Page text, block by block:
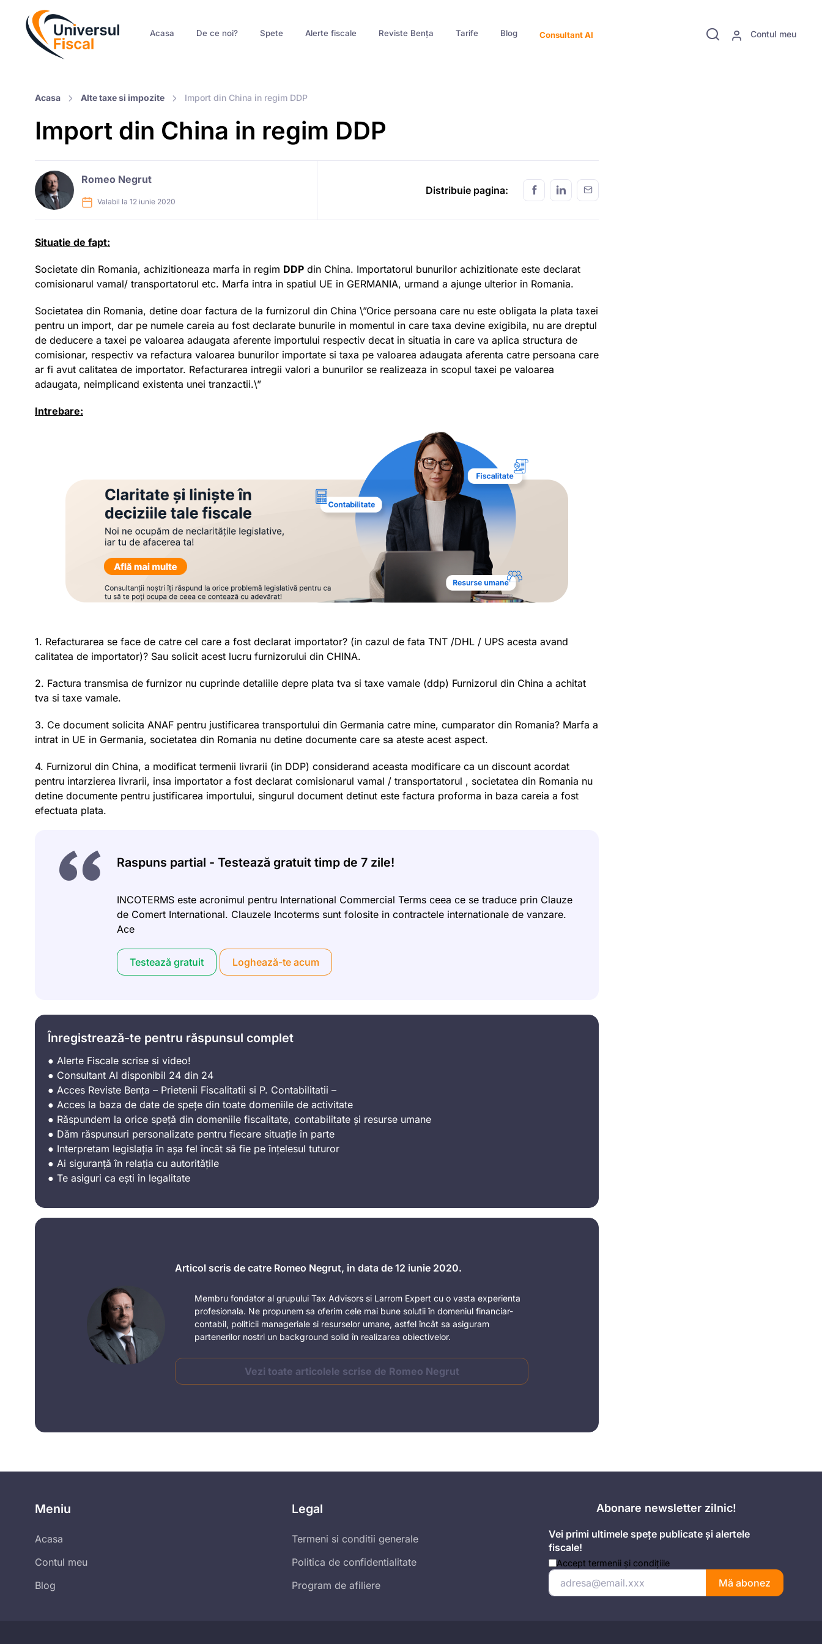
Contul meu
Acasa De ce noi? Spete Alerte fiscale Reviste Bența Tarife Blog Consultant AI
Acasa Alte taxe si impozite Import din China in regim DDP
Import din China in regim DDP
Romeo Negrut
Valabil la 12 iunie 2020
Distribuie pagina:
Situatie de fapt:
Societate din Romania, achizitioneaza marfa in regim DDP din China. Importatorul bunurilor achizitionate este declarat
comisionarul vamal/ transportatorul etc. Marfa intra in spatiul UE in GERMANIA, urmand a ajunge ulterior in Romania.
Societatea din Romania, detine doar factura de la furnizorul din China \”Orice persoana care nu este obligata la plata taxei
pentru un import, dar pe numele careia au fost declarate bunurile in momentul in care taxa devine exigibila, nu are dreptul
de deducere a taxei pe valoarea adaugata aferente importului respectiv decat in situatia in care va aplica structura de
comisionar, respectiv va refactura valoarea bunurilor importate si taxa pe valoarea adaugata aferenta catre persoana care
ar fi avut calitatea de importator. Refacturarea intregii valori a bunurilor se realizeaza in scopul taxei pe valoarea
adaugata, neimplicand existenta unei tranzactii.\”
Intrebare:
1. Refacturarea se face de catre cel care a fost declarat importator? (in cazul de fata TNT /DHL / UPS acesta avand
calitatea de importator)? Sau solicit acest lucru furnizorului din CHINA.
2. Factura transmisa de furnizor nu cuprinde detaliile depre plata tva si taxe vamale (ddp) Furnizorul din China a achitat
tva si taxe vamale.
3. Ce document solicita ANAF pentru justificarea transportului din Germania catre mine, cumparator din Romania? Marfa a
intrat in UE in Germania, societatea din Romania nu detine documente care sa ateste acest aspect.
4. Furnizorul din China, a modificat termenii livrarii (in DDP) considerand aceasta modificare ca un discount acordat
pentru intarzierea livrarii, insa importator a fost declarat comisionarul vamal / transportatorul , societatea din Romania nu
detine documente pentru justificarea importului, singurul document detinut este factura proforma in baza careia a fost
efectuata plata.
Raspuns partial - Testează gratuit timp de 7 zile!
INCOTERMS este acronimul pentru International Commercial Terms ceea ce se traduce prin Clauze
de Comert International. Clauzele Incoterms sunt folosite in contractele internationale de vanzare.
Ace
Testează gratuit Loghează-te acum
Înregistrează-te pentru răspunsul complet
● Alerte Fiscale scrise si video!
● Consultant AI disponibil 24 din 24
● Acces Reviste Bența – Prietenii Fiscalitatii si P. Contabilitatii –
● Acces la baza de date de spețe din toate domeniile de activitate
● Răspundem la orice speță din domeniile fiscalitate, contabilitate și resurse umane
● Dăm răspunsuri personalizate pentru fiecare situație în parte
● Interpretam legislația în așa fel încât să fie pe înțelesul tuturor
● Ai siguranță în relația cu autoritățile
● Te asiguri ca ești în legalitate
Articol scris de catre Romeo Negrut, in data de 12 iunie 2020.
Membru fondator al grupului Tax Advisors si Larrom Expert cu o vasta experienta
profesionala. Ne propunem sa oferim cele mai bune solutii în domeniul financiar-
contabil, politicii manageriale si resurselor umane, astfel încât sa asiguram
partenerilor nostri un background solid în realizarea obiectivelor.
Vezi toate articolele scrise de Romeo Negrut
Meniu
Acasa
Contul meu
Blog
Legal
Termeni si conditii generale
Politica de confidentialitate
Program de afiliere
Abonare newsletter zilnic!
Vei primi ultimele spețe publicate și alertele
fiscale!
Accept termenii și condițiile
Mă abonez